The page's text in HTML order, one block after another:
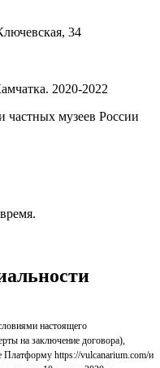
34
2020-2022
частных музеев России
настоящего
на заключение договора),
Платформу https://vulcanarium.com/и